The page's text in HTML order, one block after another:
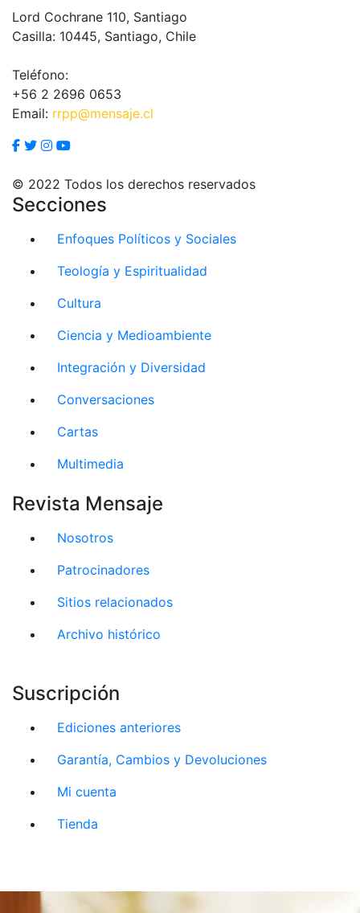
Lord Cochrane 110, Santiago
Casilla: 10445, Santiago, Chile
Teléfono:
+56 2 2696 0653
Email: rrpp@mensaje.cl
© 2022 Todos los derechos reservados
Secciones
Enfoques Políticos y Sociales
Teología y Espiritualidad
Cultura
Ciencia y Medioambiente
Integración y Diversidad
Conversaciones
Cartas
Multimedia
Revista Mensaje
Nosotros
Patrocinadores
Sitios relacionados
Archivo histórico
Suscripción
Ediciones anteriores
Garantía, Cambios y Devoluciones
Mi cuenta
Tienda